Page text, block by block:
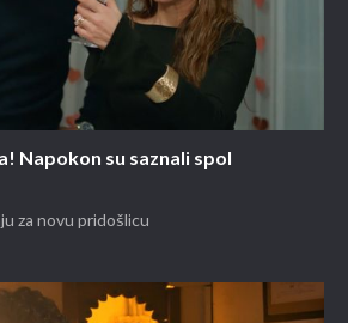
Napokon su saznali spol
za novu pridošlicu